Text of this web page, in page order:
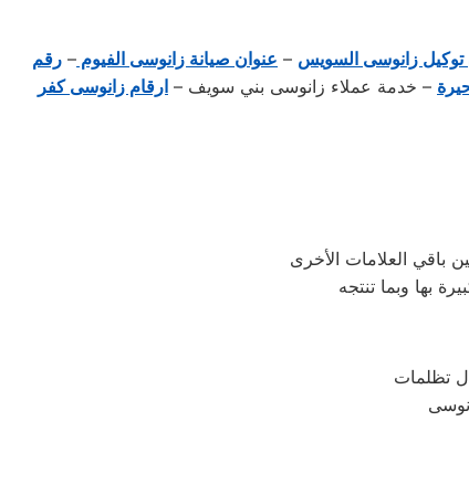
توكيل زانوسى السويس – عنوان صيانة زانوسى الفيوم – رقم
– خدمة عملاء زانوسى بني سويف – ارقام زانوسى كفر